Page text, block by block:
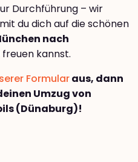
Durchführung – wir
du dich auf die schönen
nach
freuen kannst.
Formularaus, dann
Umzug von
(Dünaburg)!